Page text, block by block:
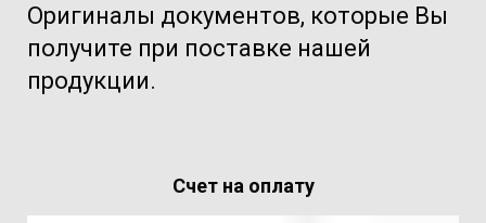
Оригиналы документов, которые Вы
получите при поставке нашей
продукции.
Счет на оплату